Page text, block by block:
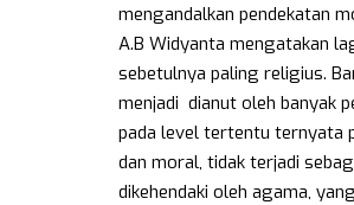
mengandalkan pendekatan
A.B Widyanta mengatakan
sebetulnya paling religius.
menjadi dianut oleh banyak
pada level tertentu ternyata
dan moral, tidak terjadi
dikehendaki oleh agama,